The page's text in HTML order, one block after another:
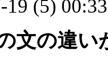
19 (5)
文の違い